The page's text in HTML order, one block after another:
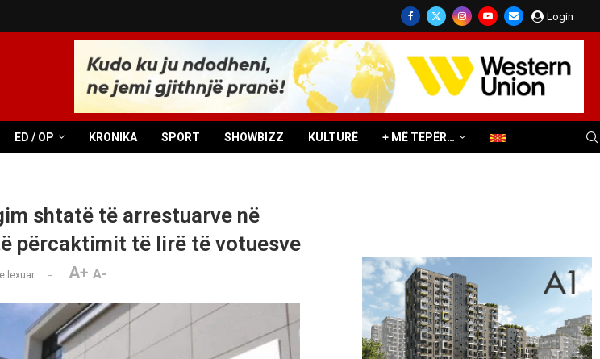
Login
ED / OP KRONIKA SPORT SHOWBIZZ KULTURË + MË TEPËR…
shtatë të arrestuarve në
përcaktimit të lirë të votuesve
e lexuar A+ A-